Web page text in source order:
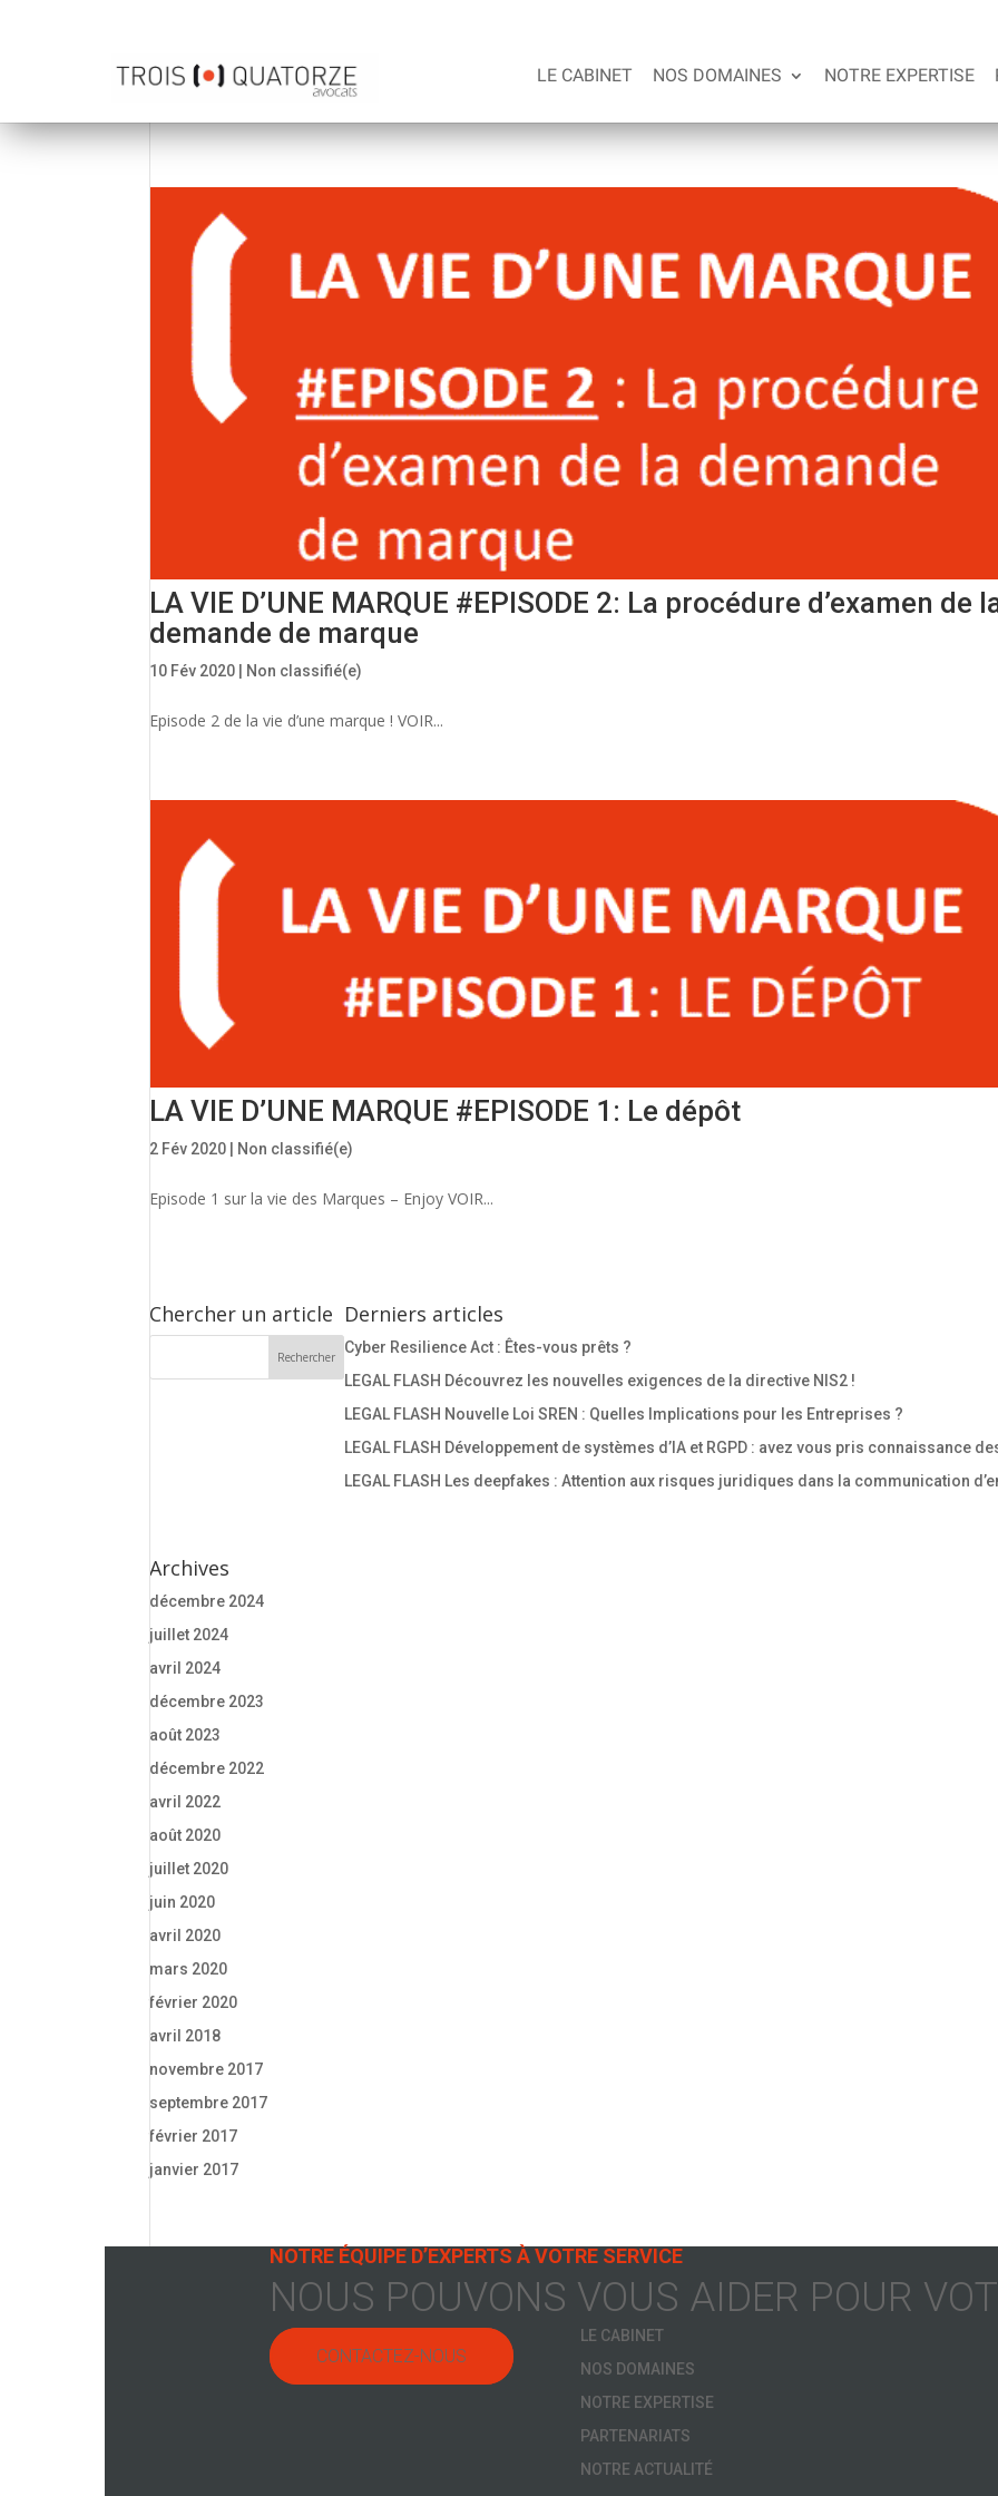
LE CABINET NOS DOMAINES NOTRE EXPERTISE
LA VIE D’UNE MARQUE #EPISODE 2: La procédure d’examen de
demande de marque
10 Fév 2020 Non classifié(e)
Episode 2 de la vie d’une marque ! VOIR...
LA VIE D’UNE MARQUE #EPISODE 1: Le dépôt
2 Fév 2020 Non classifié(e)
Episode 1 sur la vie des Marques – Enjoy VOIR...
Chercher un article Derniers articles
Cyber Resilience Act : Êtes-vous prêts ?
LEGAL FLASH Découvrez les nouvelles exigences de la directive NIS2 !
LEGAL FLASH Nouvelle Loi SREN : Quelles Implications pour les Entreprises ?
LEGAL FLASH Développement de systèmes d’IA et RGPD : avez vous pris connaissance
LEGAL FLASH Les deepfakes : Attention aux risques juridiques dans la communication
Archives
décembre 2024
juillet 2024
avril 2024
décembre 2023
août 2023
décembre 2022
avril 2022
août 2020
juillet 2020
juin 2020
avril 2020
mars 2020
février 2020
avril 2018
novembre 2017
septembre 2017
février 2017
janvier 2017
NOTRE ÉQUIPE D’EXPERTS À VOTRE SERVICE
NOUS POUVONS VOUS AIDER POUR
CONTACTEZ-NOUS
LE CABINET
NOS DOMAINES
NOTRE EXPERTISE
PARTENARIATS
NOTRE ACTUALITÉ